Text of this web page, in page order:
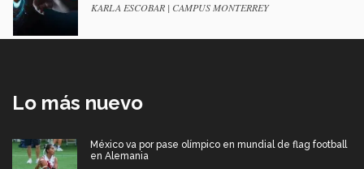
KARLA ESCOBAR | CAMPUS MONTERREY
Lo más nuevo
México va por pase olímpico en mundial de flag football
en Alemania